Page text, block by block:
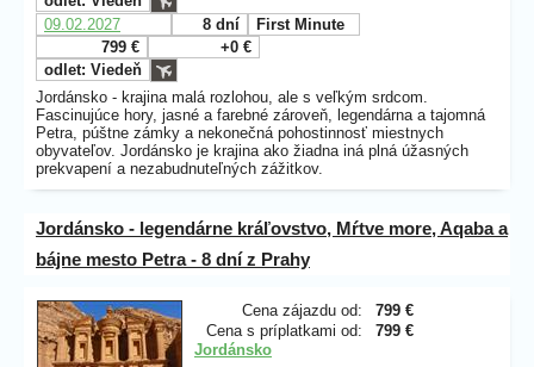
09.02.2027
8 dní
First Minute
799 €
+0 €
odlet: Viedeň
Jordánsko - krajina malá rozlohou, ale s veľkým srdcom.
Fascinujúce hory, jasné a farebné zároveň, legendárna a tajomná
Petra, púštne zámky a nekonečná pohostinnosť miestnych
obyvateľov. Jordánsko je krajina ako žiadna iná plná úžasných
prekvapení a nezabudnuteľných zážitkov.
Jordánsko - legendárne kráľovstvo, Mŕtve more, Aqaba a
bájne mesto Petra - 8 dní z Prahy
Cena zájazdu od:
799 €
Cena s príplatkami od:
799 €
Jordánsko